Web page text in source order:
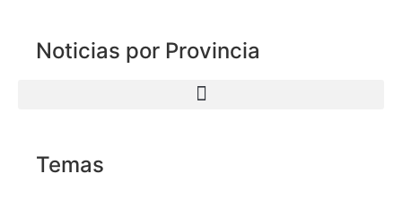
Noticias por Provincia
Temas